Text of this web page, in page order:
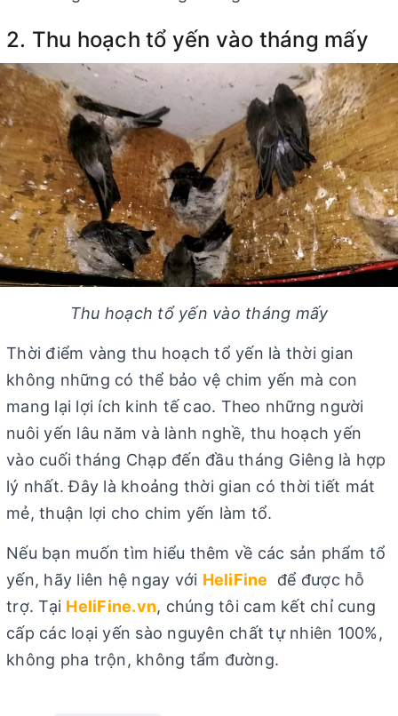
2. Thu hoạch tổ yến vào tháng mấy
Thu hoạch tổ yến vào tháng mấy
Thời điểm vàng thu hoạch tổ yến là thời gian
không những có thể bảo vệ chim yến mà con
mang lại lợi ích kinh tế cao. Theo những người
nuôi yến lâu năm và lành nghề, thu hoạch yến
vào cuối tháng Chạp đến đầu tháng Giêng là hợp
lý nhất. Đây là khoảng thời gian có thời tiết mát
mẻ, thuận lợi cho chim yến làm tổ.
Nếu bạn muốn tìm hiểu thêm về các sản phẩm tổ
yến, hãy liên hệ ngay với HeliFine để được hỗ
trợ. Tại HeliFine.vn, chúng tôi cam kết chỉ cung
cấp các loại yến sào nguyên chất tự nhiên 100%,
không pha trộn, không tẩm đường.